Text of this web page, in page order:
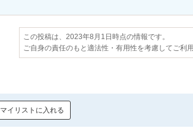
この投稿は、2023年8月1日時点の情報です。
ご自身の責任のもと適法性・有用性を考慮してご利
マイリストに入れる